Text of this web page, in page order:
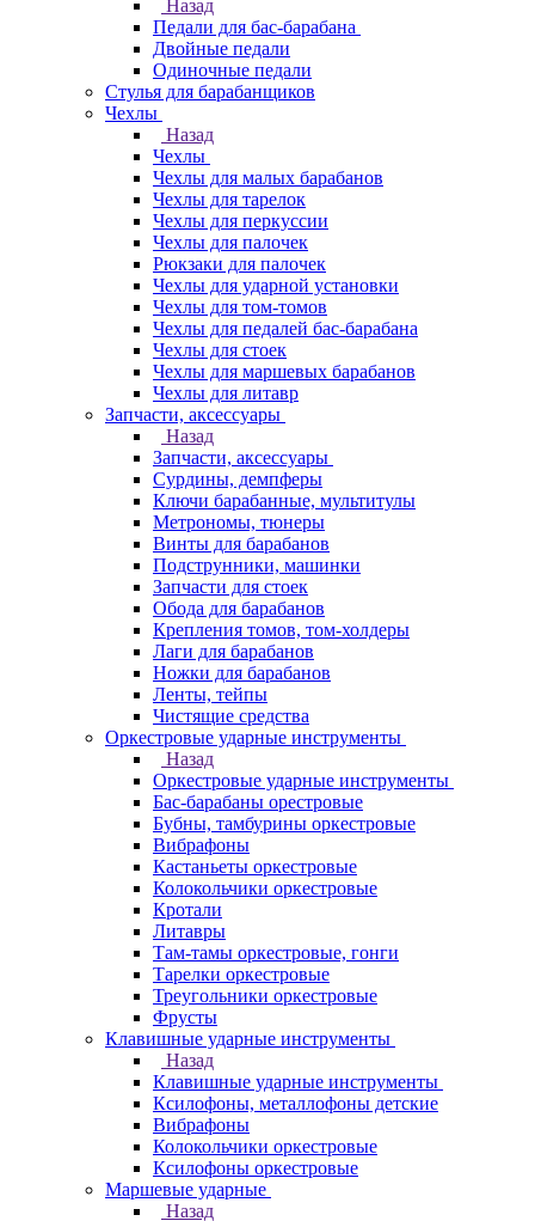
Назад
Педали для бас-барабана
Двойные педали
Одиночные педали
Стулья для барабанщиков
Чехлы
Назад
Чехлы
Чехлы для малых барабанов
Чехлы для тарелок
Чехлы для перкуссии
Чехлы для палочек
Рюкзаки для палочек
Чехлы для ударной установки
Чехлы для том-томов
Чехлы для педалей бас-барабана
Чехлы для стоек
Чехлы для маршевых барабанов
Чехлы для литавр
Запчасти, аксессуары
Назад
Запчасти, аксессуары
Сурдины, демпферы
Ключи барабанные, мультитулы
Метрономы, тюнеры
Винты для барабанов
Подструнники, машинки
Запчасти для стоек
Обода для барабанов
Крепления томов, том-холдеры
Лаги для барабанов
Ножки для барабанов
Ленты, тейпы
Чистящие средства
Оркестровые ударные инструменты
Назад
Оркестровые ударные инструменты
Бас-барабаны орестровые
Бубны, тамбурины оркестровые
Вибрафоны
Кастаньеты оркестровые
Колокольчики оркестровые
Кротали
Литавры
Там-тамы оркестровые, гонги
Тарелки оркестровые
Треугольники оркестровые
Фрусты
Клавишные ударные инструменты
Назад
Клавишные ударные инструменты
Ксилофоны, металлофоны детские
Вибрафоны
Колокольчики оркестровые
Ксилофоны оркестровые
Маршевые ударные
Назад